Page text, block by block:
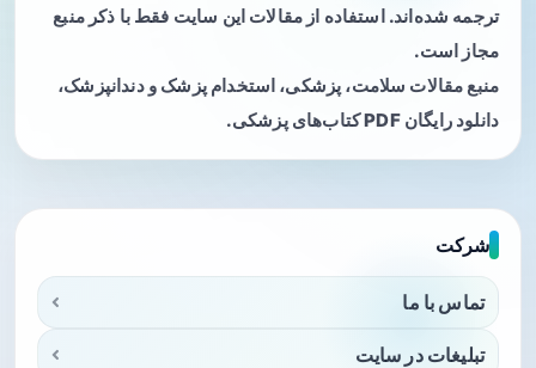
ترجمه شده‌اند. استفاده از مقالات این سایت فقط با ذکر منبع
مجاز است.
منبع مقالات سلامت، پزشکی، استخدام پزشک و دندانپزشک،
دانلود رایگان PDF کتاب‌های پزشکی.
شرکت
تماس با ما
تبلیغات در سایت